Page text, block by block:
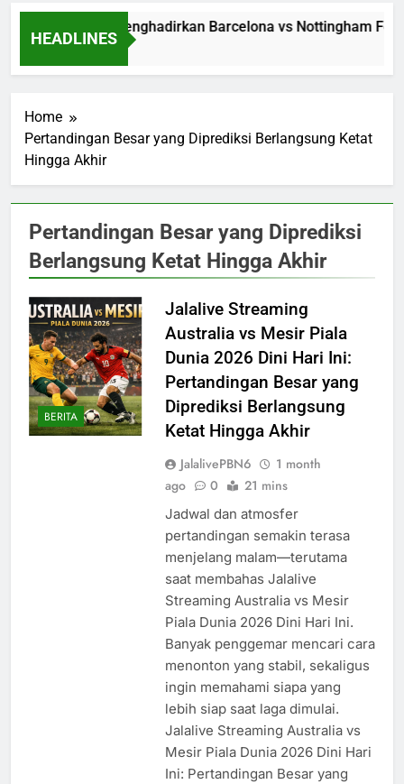
HEADLINES
Jalalive Menghadirkan Barcelona vs Nottingham
7 Hours Ago
Home
Pertandingan Besar yang Diprediksi Berlangsung Ketat
Hingga Akhir
Pertandingan Besar yang Diprediksi
Berlangsung Ketat Hingga Akhir
BERITA
Jalalive Streaming
Australia vs Mesir Piala
Dunia 2026 Dini Hari Ini:
Pertandingan Besar yang
Diprediksi Berlangsung
Ketat Hingga Akhir
JalalivePBN6
1 month
ago
0 21 mins
Jadwal dan atmosfer
pertandingan semakin terasa
menjelang malam—terutama
saat membahas Jalalive
Streaming Australia vs Mesir
Piala Dunia 2026 Dini Hari Ini.
Banyak penggemar mencari cara
menonton yang stabil, sekaligus
ingin memahami siapa yang
lebih siap saat laga dimulai.
Jalalive Streaming Australia vs
Mesir Piala Dunia 2026 Dini Hari
Ini: Pertandingan Besar yang